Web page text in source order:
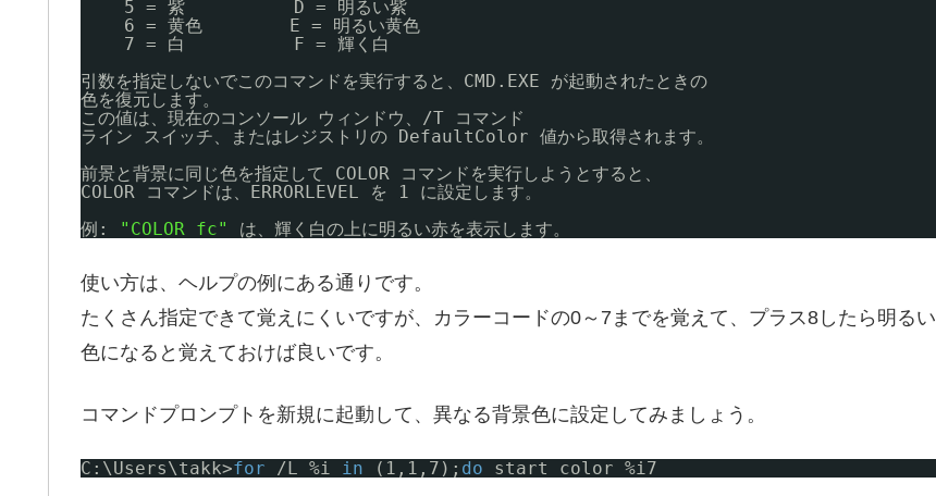
5 = 紫          D = 明るい紫
6 = 黄色        E = 明るい黄色
7 = 白          F = 輝く白
引数を指定しないでこのコマンドを実行すると、CMD.EXE が起動されたときの
色を復元します。
この値は、現在のコンソール ウィンドウ、 /T
コマンド
ライン スイッチ、またはレジストリの DefaultColor 値から取得されます。
前景と背景に同じ色を指定して COLOR コマンドを実行しようとすると、
COLOR コマンドは、ERRORLEVEL を 1 に設定します。
例:
"COLOR fc" は、輝く白の上に明るい赤を表示します。
使い方は、ヘルプの例にある通りです。
たくさん指定できて覚えにくいですが、カラーコードの0～7までを覚えて、プラス8したら明るい
色になると覚えておけば良いです。
コマンドプロンプトを新規に起動して、異なる背景色に設定してみましょう。
C:\Users\takk>for /L %i in (1,1,7); do start color %i7